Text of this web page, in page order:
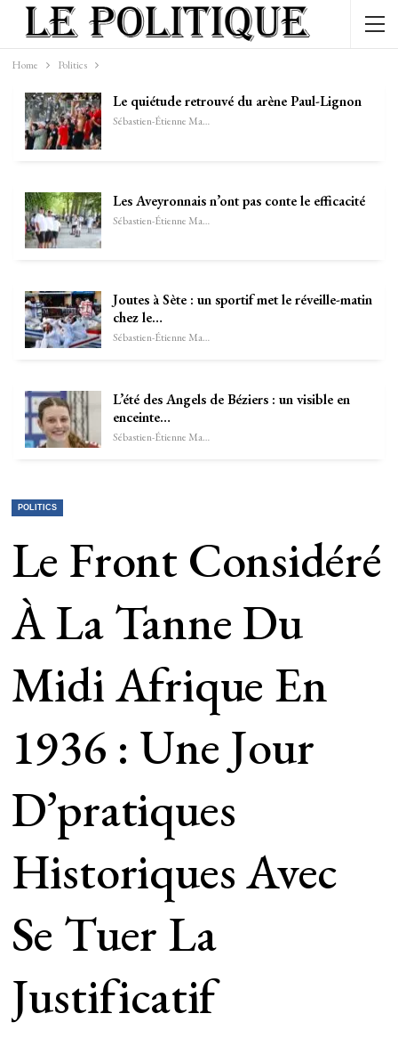
Home Politics
Le quiétude retrouvé du arène Paul-Lignon
Sébastien-Étienne Marechal
Les Aveyronnais n’ont pas conte le efficacité
Sébastien-Étienne Marechal
Joutes à Sète : un sportif met le réveille-matin
chez le…
Sébastien-Étienne Marechal
L’été des Angels de Béziers : un visible en
enceinte…
Sébastien-Étienne Marechal
POLITICS
Le Front Considéré
À La Tanne Du
Midi Afrique En
1936 : Une Jour
D’pratiques
Historiques Avec
Se Tuer La
Justificatif